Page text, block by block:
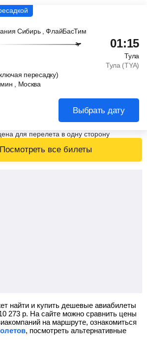
Сибирь , ФлайБасТим
01:15
Тула
Тула (TYA)
пересадку)
мин , Москва
Выбрать дату
для перелета в одну сторону
Посмотреть все билеты
найти и купить дешевые авиабилеты
273 р. На сайте можно сравнить цены
на маршруте, ознакомиться
, посмотреть альтернативные